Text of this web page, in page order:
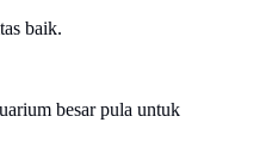
baik.
besar pula untuk